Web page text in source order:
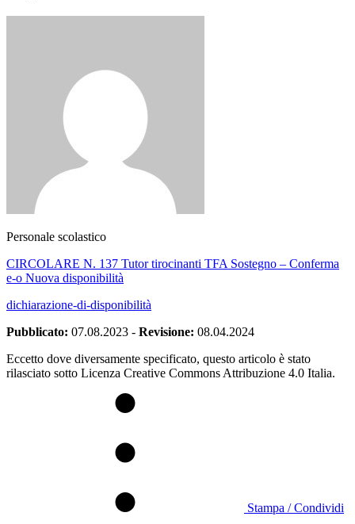
Personale scolastico
CIRCOLARE N. 137 Tutor tirocinanti TFA Sostegno – Conferma
e-o Nuova disponibilità
dichiarazione-di-disponibilità
Pubblicato: 07.08.2023 - Revisione: 08.04.2024
Eccetto dove diversamente specificato, questo articolo è stato
rilasciato sotto Licenza Creative Commons Attribuzione 4.0 Italia.
Stampa / Condividi